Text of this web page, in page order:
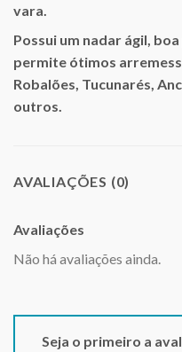
vara.
Possui um nadar ágil,
permite ótimos
Robalões, Tucunarés,
outros.
AVALIAÇÕES (0)
Avaliações
Não há avaliações ainda.
Seja o primeiro a